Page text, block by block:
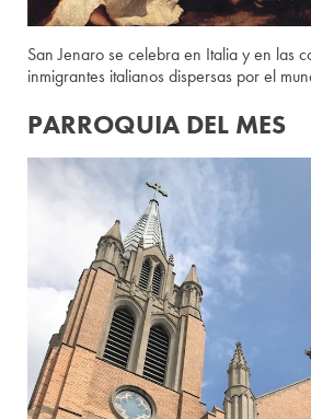
San Jenaro se celebra en Italia y en las
inmigrantes italianos dispersas por el
PARROQUIA DEL MES